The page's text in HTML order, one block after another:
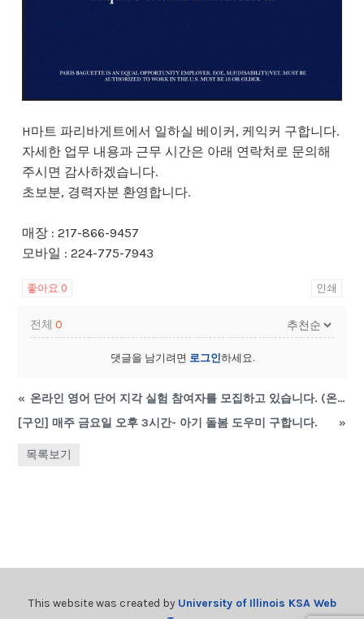
H마트 파리바게트에서 일하실 베이커, 케익커 구합니다.
자세한 업무 내용과 근무 시간은 아래 연락처로 문의해
주시면 감사하겠습니다.
초보분, 경력자분 환영합니다.
매장 : 217-866-9457
모바일 : 224-775-7943
좋아요 0 인쇄
전체0
댓글을 남기려면 로그인하세요.
«
온라인 영어 단어 지각 실험 참여자를 모집하고 있습니다. (온라인 실험, 20-25분 소요)
[구인] 매주 금요일 오후 3시간- 아기 돌봄 도우미 구합니다.
»
목록보기
This website was created by University of Illinois KSA Web